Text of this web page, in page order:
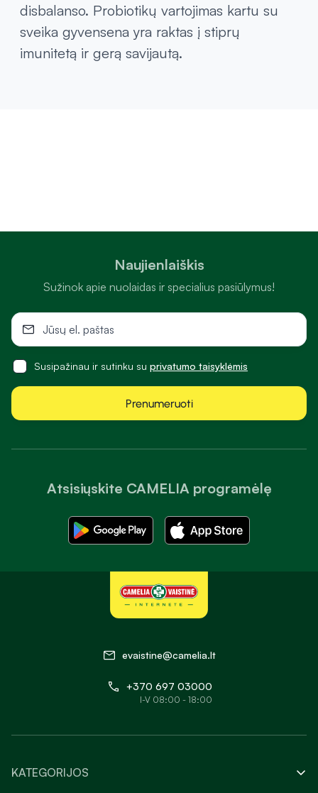
disbalanso. Probiotikų vartojimas kartu su
sveika gyvensena yra raktas į stiprų
imunitetą ir gerą savijautą.
Atsisiųskite CAMELIA programėlę
Naujienlaiškis
Sužinok apie nuolaidas ir specialius pasiūlymus!
Susipažinau ir sutinku su privatumo taisyklėmis
Prenumeruoti
evaistine@camelia.lt
+370 697 03000
I-V 08:00 - 18:00
KATEGORIJOS